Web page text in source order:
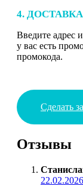
4.
Введите адрес
у вас есть
промокода.
Сделать
Отзывы
22.02.2026